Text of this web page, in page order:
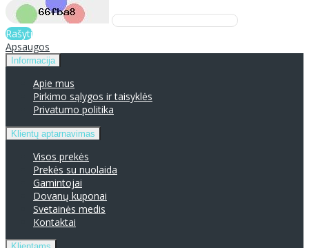
Rašyti
Apsaugos
Informacija
Apie mus
Pirkimo sąlygos ir taisyklės
Privatumo politika
Klientų aptarnavimas
Visos prekės
Prekės su nuolaida
Gamintojai
Dovanų kuponai
Svetainės medis
Kontaktai